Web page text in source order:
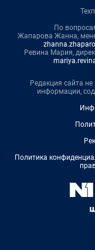
По
Жапарова Жанна,
Ревина Мария,
Редакция сайта не
информации,
Политика